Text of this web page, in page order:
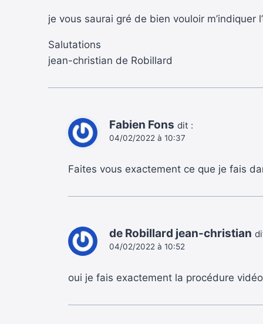
je vous saurai gré de bien vouloir m’indiquer
Salutations
jean-christian de Robillard
Fabien Fons dit :
04/02/2022 à 10:37
Faites vous exactement ce que je fais
de Robillard jean-christian
04/02/2022 à 10:52
oui je fais exactement la procédure